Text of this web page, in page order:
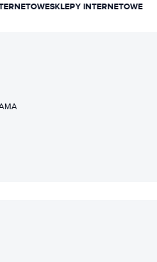
SKLEPY INTERNETOWE